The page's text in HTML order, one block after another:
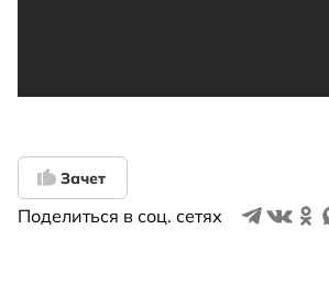
Зачет
Поделиться в соц. сетях